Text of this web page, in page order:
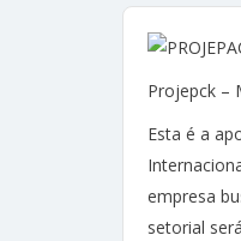
Projepck –
Esta é a
empresa
setorial